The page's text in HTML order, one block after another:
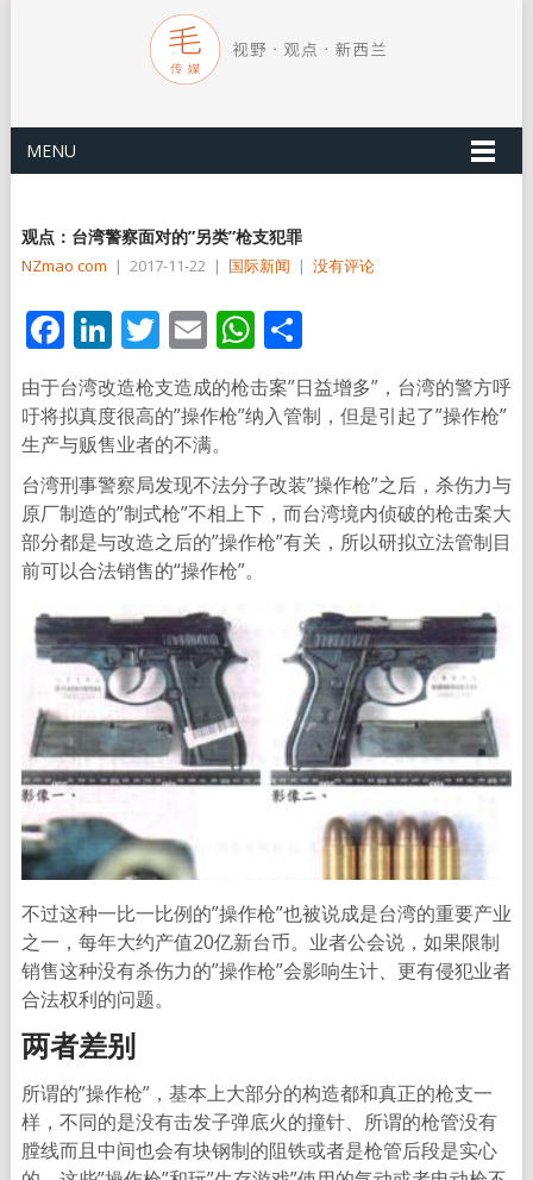
MENU
观点：台湾警察面对的”另类”枪支犯罪
NZmao com | 2017-11-22 | 国际新闻 | 没有评论
Facebook
LinkedIn
Twitter
EmailWhatsApp
分
享
由于台湾改造枪支造成的枪击案”日益增多”，台湾的警方呼
吁将拟真度很高的”操作枪”纳入管制，但是引起了”操作枪”
生产与贩售业者的不满。
台湾刑事警察局发现不法分子改装”操作枪”之后，杀伤力与
原厂制造的”制式枪”不相上下，而台湾境内侦破的枪击案大
部分都是与改造之后的”操作枪”有关，所以研拟立法管制目
前可以合法销售的“操作枪”。
不过这种一比一比例的”操作枪”也被说成是台湾的重要产业
之一，每年大约产值20亿新台币。业者公会说，如果限制
销售这种没有杀伤力的”操作枪”会影响生计、更有侵犯业者
合法权利的问题。
两者差别
所谓的”操作枪”，基本上大部分的构造都和真正的枪支一
样，不同的是没有击发子弹底火的撞针、所谓的枪管没有
膛线而且中间也会有块钢制的阻铁或者是枪管后段是实心